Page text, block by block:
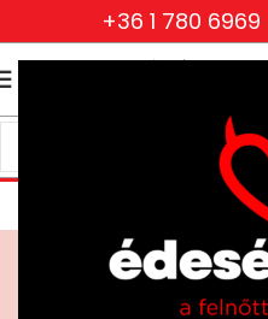
+36 1 780 6969